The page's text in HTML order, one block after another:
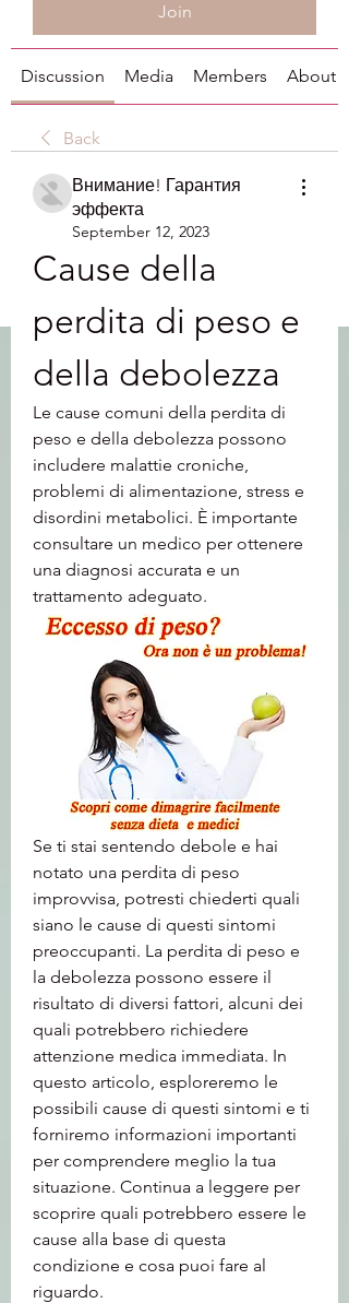
Join
Discussion Media Members About
Back
Внимание! Гарантия
эффекта
September 12, 2023
Cause della
perdita di peso e
della debolezza
Le cause comuni della perdita di
peso e della debolezza possono
includere malattie croniche,
problemi di alimentazione, stress e
disordini metabolici. È importante
consultare un medico per ottenere
una diagnosi accurata e un
trattamento adeguato.
Se ti stai sentendo debole e hai
notato una perdita di peso
improvvisa, potresti chiederti quali
siano le cause di questi sintomi
preoccupanti. La perdita di peso e
la debolezza possono essere il
risultato di diversi fattori, alcuni dei
quali potrebbero richiedere
attenzione medica immediata. In
questo articolo, esploreremo le
possibili cause di questi sintomi e ti
forniremo informazioni importanti
per comprendere meglio la tua
situazione. Continua a leggere per
scoprire quali potrebbero essere le
cause alla base di questa
condizione e cosa puoi fare al
riguardo.